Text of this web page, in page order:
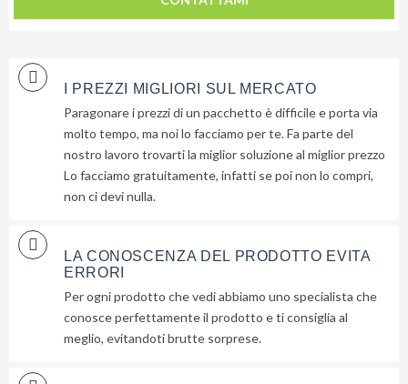
I PREZZI MIGLIORI SUL MERCATO
Paragonare i prezzi di un pacchetto è difficile e porta via
molto tempo, ma noi lo facciamo per te. Fa parte del
nostro lavoro trovarti la miglior soluzione al miglior prezzo
Lo facciamo gratuitamente, infatti se poi non lo compri,
non ci devi nulla.
LA CONOSCENZA DEL PRODOTTO EVITA
ERRORI
Per ogni prodotto che vedi abbiamo uno specialista che
conosce perfettamente il prodotto e ti consiglia al
meglio, evitandoti brutte sorprese.